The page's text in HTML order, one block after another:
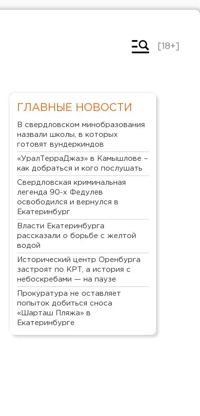
[18+]
ГЛАВНЫЕ НОВОСТИ
В свердловском минобразования
назвали школы, в которых
готовят вундеркиндов
«УралТерраДжаз» в Камышлове –
как добраться и кого послушать
Свердловская криминальная
легенда 90-х Федулев
освободился и вернулся в
Екатеринбург
Власти Екатеринбурга
рассказали о борьбе с желтой
водой
Исторический центр Оренбурга
застроят по КРТ, а история с
небоскребами — на паузе
Прокуратура не оставляет
попыток добиться сноса
«Шарташ Пляжа» в
Екатеринбурге